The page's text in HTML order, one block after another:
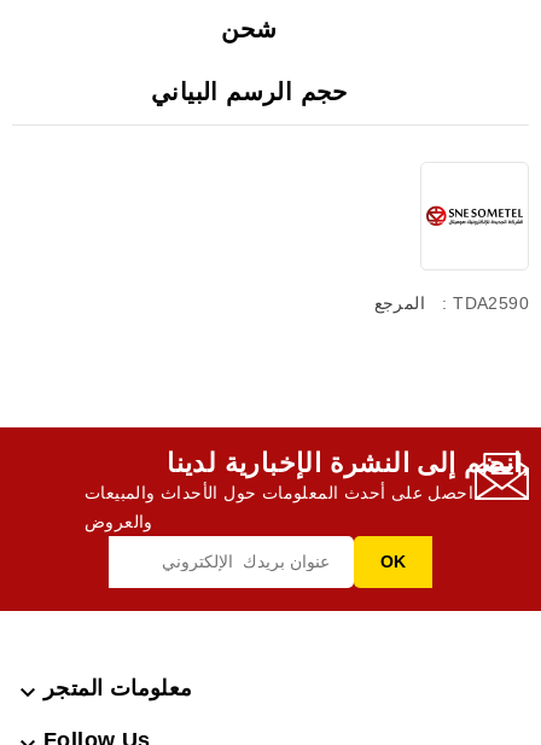
شحن
حجم الرسم البياني
المرجع : TDA2590
انضم إلى النشرة الإخبارية لدينا,
احصل على أحدث المعلومات حول الأحداث والمبيعات
والعروض
معلومات المتجر 
Follow Us